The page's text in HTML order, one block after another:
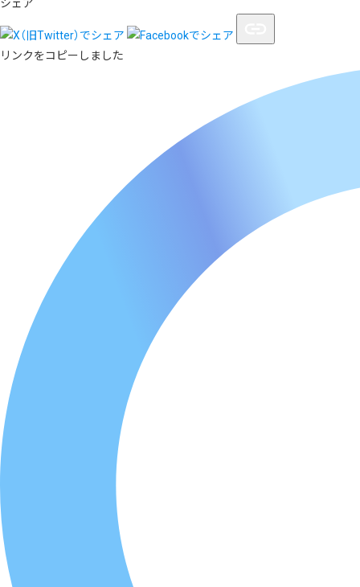
シェア
リンクをコピーしました